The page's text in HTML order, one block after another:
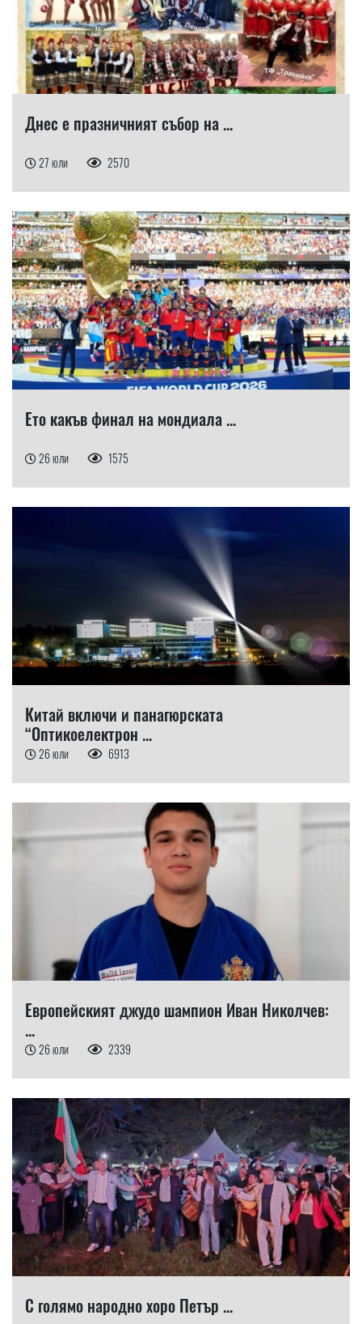
Днес е празничният събор на ...
27 юли 2570
Ето какъв финал на мондиала ...
26 юли 1575
Китай включи и панагюрската
“Оптикоелектрон ...
26 юли 6913
Европейският джудо шампион Иван Николчев:
...
26 юли 2339
С голямо народно хоро Петър ...